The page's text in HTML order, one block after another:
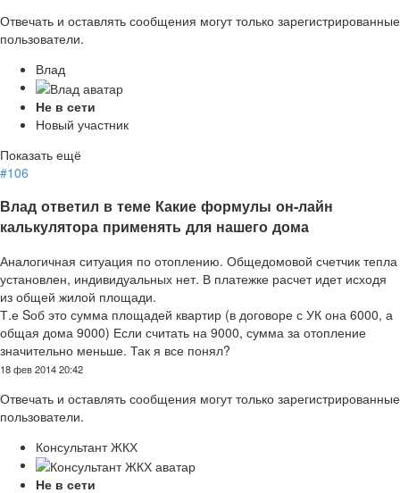
Отвечать и оставлять сообщения могут только зарегистрированные
пользователи.
Влад
Не в сети
Новый участник
Показать ещё
#106
Влад ответил в теме Какие формулы он-лайн
калькулятора применять для нашего дома
Аналогичная ситуация по отоплению. Общедомовой счетчик тепла
установлен, индивидуальных нет. В платежке расчет идет исходя
из общей жилой площади.
Т.е Sоб это сумма площадей квартир (в договоре с УК она 6000, а
общая дома 9000) Если считать на 9000, сумма за отопление
значительно меньше. Так я все понял?
18 фев 2014 20:42
Отвечать и оставлять сообщения могут только зарегистрированные
пользователи.
Консультант ЖКХ
Не в сети